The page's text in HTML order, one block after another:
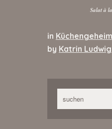
Salat à
in
by Katrin Ludwig